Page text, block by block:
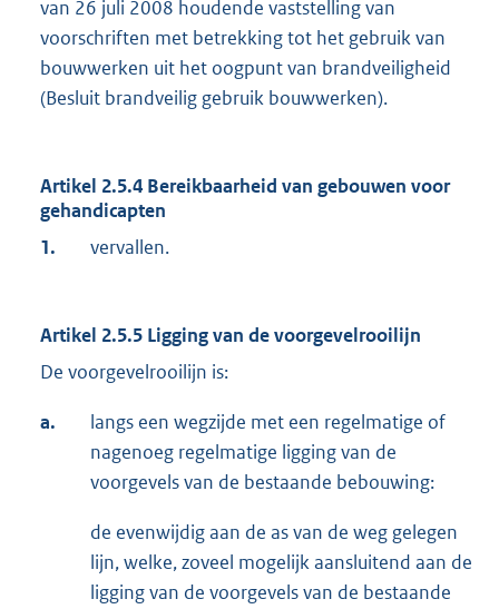
van 26 juli 2008 houdende vaststelling van
voorschriften met betrekking tot het gebruik van
bouwwerken uit het oogpunt van brandveiligheid
(Besluit brandveilig gebruik bouwwerken).
Artikel 2.5.4 Bereikbaarheid van gebouwen voor
gehandicapten
1.
vervallen.
Artikel 2.5.5 Ligging van de voorgevelrooilijn
De voorgevelrooilijn is:
a.
langs een wegzijde met een regelmatige of
nagenoeg regelmatige ligging van de
voorgevels van de bestaande bebouwing:
de evenwijdig aan de as van de weg gelegen
lijn, welke, zoveel mogelijk aansluitend aan de
ligging van de voorgevels van de bestaande